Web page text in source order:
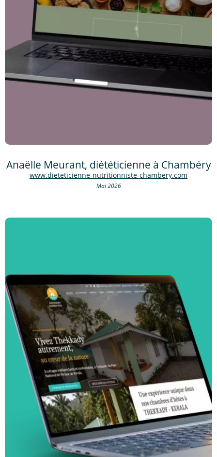
Anaëlle Meurant, diététicienne à Chambéry
www.dieteticienne-nutritionniste-chambery.com
Mai 2026